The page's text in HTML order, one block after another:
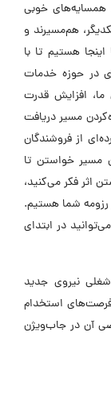
همسایه‌های خوبی
هم‌مسیرند و
هستیم تا با
در حوزه خدمات
ما، افزایش قدرت
مسیر دریافت
از فروشندگان
مسیر خواستن تا
اثر فکر می‌کنید،
شما هستیم.
در ابتدای
در ۷ موقعیت شغلی نیروی جدید
فرصت‌های استخدام
آن در جاب‌ویژن